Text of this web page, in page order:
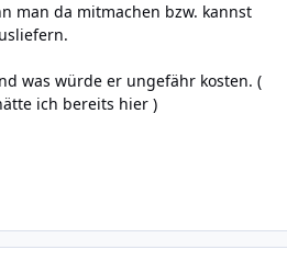
man da mitmachen bzw. kannst
was würde er ungefähr kosten. (
ich bereits hier )